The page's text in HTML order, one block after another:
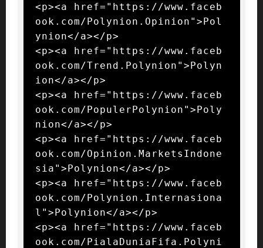
<p><a href="https://www.faceb
ook.com/Polynion.Opinion">Pol
ynion</a></p>
<p><a href="https://www.faceb
ook.com/Trend.Polynion">Polyn
ion</a></p>
<p><a href="https://www.faceb
ook.com/PopulerPolynion">Poly
nion</a></p>
<p><a href="https://www.faceb
ook.com/Opinion.MarketsIndone
sia">Polynion</a></p>
<p><a href="https://www.faceb
ook.com/Polynion.Internasiona
l">Polynion</a></p>
<p><a href="https://www.faceb
ook.com/PialaDuniaFifa.Polyni